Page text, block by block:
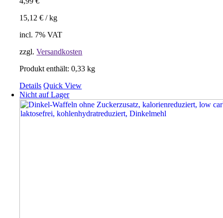
15,12€ /kg
incl. 7% VAT
zzgl.Versandkosten
Produkt enthält: 0,33kg
Details Quick View
Nicht auf Lager